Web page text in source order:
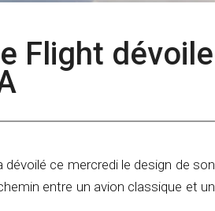
Flight dévoile
ce mercredi le design de son
entre un avion classique et un